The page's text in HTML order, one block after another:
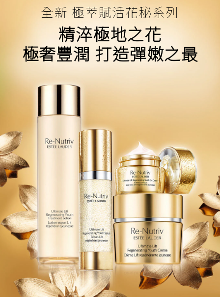
打造彈嫩巔峰全新 極萃賦活花秘系列
精淬極地之花
極奢豐潤 打造彈嫩之最